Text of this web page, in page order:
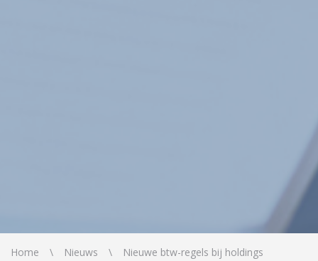
Home Nieuws Nieuwe btw-regels bij holdings